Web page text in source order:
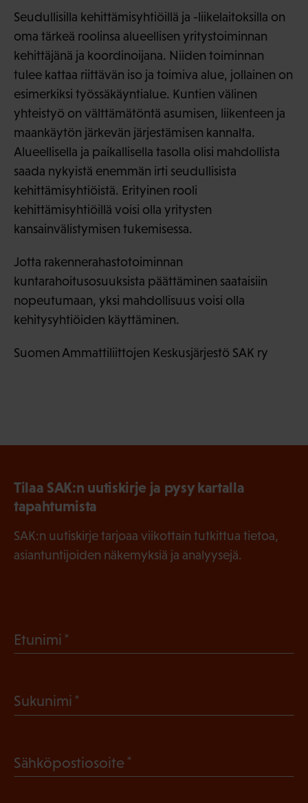
Seudullisilla kehittämisyhtiöillä ja -liikelaitoksilla on
oma tärkeä roolinsa alueellisen yritystoiminnan
kehittäjänä ja koordinoijana. Niiden toiminnan
tulee kattaa riittävän iso ja toimiva alue, jollainen on
esimerkiksi työssäkäyntialue. Kuntien välinen
yhteistyö on välttämätöntä asumisen, liikenteen ja
maankäytön järkevän järjestämisen kannalta.
Alueellisella ja paikallisella tasolla olisi mahdollista
saada nykyistä enemmän irti seudullisista
kehittämisyhtiöistä. Erityinen rooli
kehittämisyhtiöillä voisi olla yritysten
kansainvälistymisen tukemisessa.
Jotta rakennerahastotoiminnan
kuntarahoitusosuuksista päättäminen saataisiin
nopeutumaan, yksi mahdollisuus voisi olla
kehitysyhtiöiden käyttäminen.
Suomen Ammattiliittojen Keskusjärjestö SAK ry
Tilaa SAK:n uutiskirje ja pysy kartalla
tapahtumista
SAK:n uutiskirje tarjoaa viikottain tutkittua tietoa,
asiantuntijoiden näkemyksiä ja analyysejä.
Etunimi
l
Sukunimi
P
k
Sähköpostiosoite